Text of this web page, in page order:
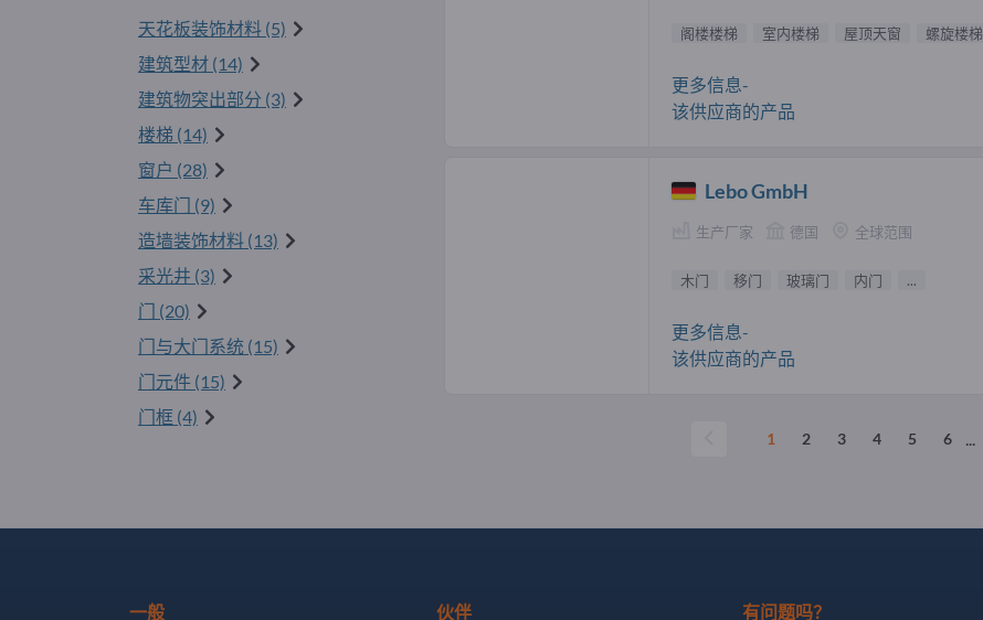
天花板装饰材料 (5)
建筑型材 (14)
建筑物突出部分 (3)
楼梯 (14)
窗户 (28)
车库门 (9)
造墙装饰材料 (13)
采光井 (3)
门 (20)
门与大门系统 (15)
门元件 (15)
门框 (4)
阁楼楼梯 室内楼梯 屋顶天窗 螺旋楼梯
更多信息-
该供应商的产品
Lebo GmbH
生产厂家 德国 全球范围
木门 移门 玻璃门 内门 ...
更多信息-
该供应商的产品
1 2 3 4 5 6
一般 伙伴 有问题吗？